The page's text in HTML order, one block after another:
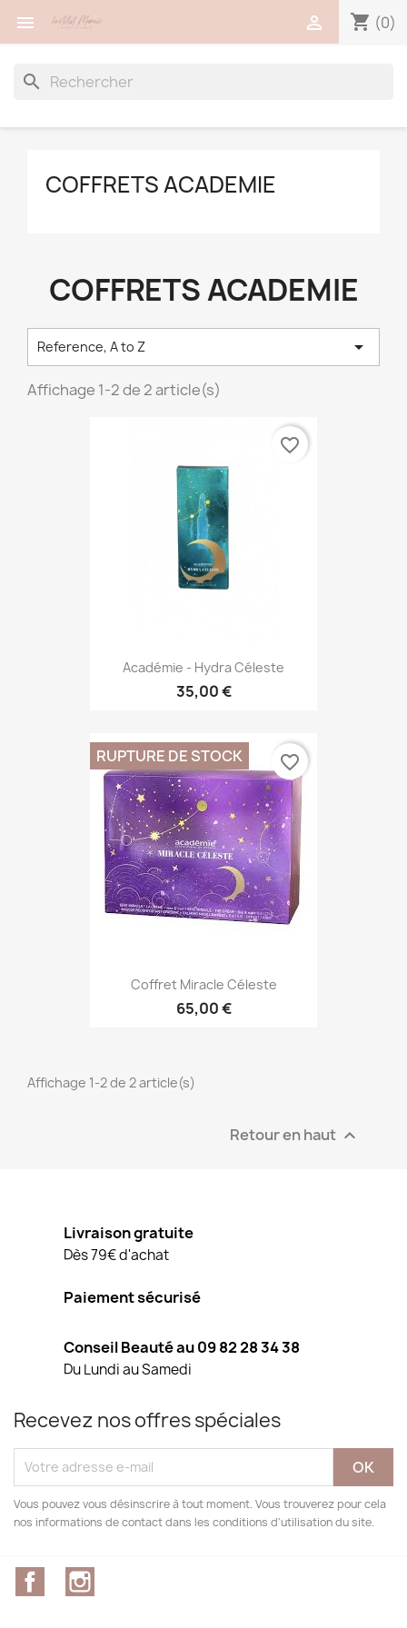
 shopping_cart (0)

search
COFFRETS ACADEMIE
COFFRETS ACADEMIE
Reference, A to Z 
Affichage 1-2 de 2 article(s)
Académie - Hydra Céleste
35,00 €
favorite_border
Coffret Miracle Céleste
65,00 €
RUPTURE DE STOCK favorite_border
Affichage 1-2 de 2 article(s)
Retour en haut 
Livraison gratuite
Dès 79€ d'achat
Paiement sécurisé
Conseil Beauté au 09 82 28 34 38
Du Lundi au Samedi
Recevez nos offres spéciales
Vous pouvez vous désinscrire à tout moment. Vous trouverez pour cela
nos informations de contact dans les conditions d'utilisation du site.
Facebook